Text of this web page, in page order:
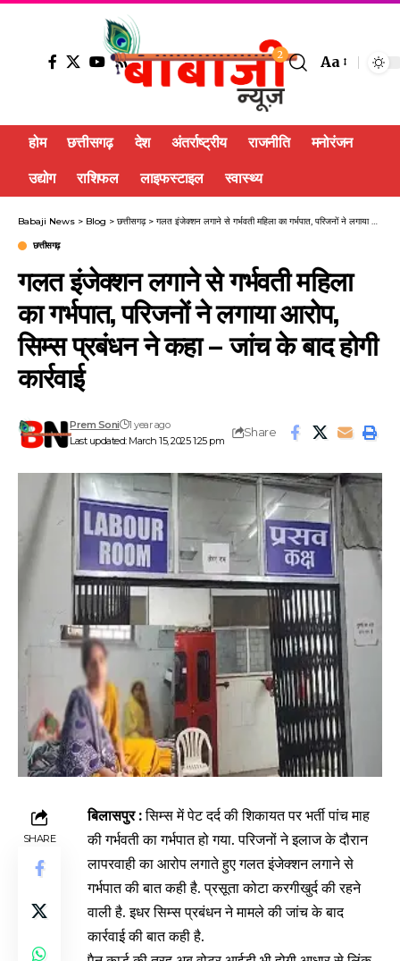
2 Aa
होम छत्तीसगढ़ देश अंतर्राष्ट्रीय राजनीति मनोरंजन
उद्योग राशिफल लाइफस्टाइल स्वास्थ्य
Babaji News > Blog > छत्तीसगढ़> गलत इंजेक्शन लगाने से गर्भवती महिला का गर्भपात, परिजनों ने लगाया आरोप, सिम्स प्रबंधन ने कहा – जांच के बाद होगी कार्रवाई
छत्तीसगढ़
गलत इंजेक्शन लगाने से गर्भवती महिला
का गर्भपात, परिजनों ने लगाया आरोप,
सिम्स प्रबंधन ने कहा – जांच के बाद होगी
कार्रवाई
Last updated: March 15, 2025 1:25 pm
Prem Soni 1 year ago
Share
SHARE
बिलासपुर :सिम्स में पेट दर्द की शिकायत पर भर्ती पांच माह
की गर्भवती का गर्भपात हो गया. परिजनों ने इलाज के दौरान
लापरवाही का आरोप लगाते हुए गलत इंजेक्शन लगाने से
गर्भपात की बात कही है. प्रसूता कोटा करगीखुर्द की रहने
वाली है. इधर सिम्स प्रबंधन ने मामले की जांच के बाद
कार्रवाई की बात कही है.